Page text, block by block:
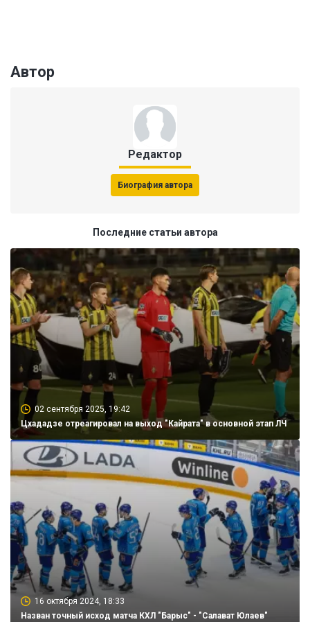
Автор
Редактор
Биография автора
Последние статьи автора
02 сентября 2025, 19:42
Цхададзе отреагировал на выход "Кайрата" в основной этап ЛЧ
16 октября 2024, 18:33
Назван точный исход матча КХЛ "Барыс" - "Салават Юлаев"